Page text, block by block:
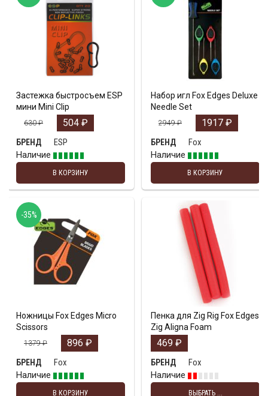
Застежка быстросъем ESP
мини Mini Clip
630₽ 504 ₽
БРЕНД
ESP
Наличие
В КОРЗИНУ
Набор игл Fox Edges Deluxe
Needle Set
2949₽ 1917 ₽
БРЕНД
Fox
Наличие
В КОРЗИНУ
Ножницы Fox Edges Micro
Scissors
1379₽ 896 ₽
БРЕНД
Fox
Наличие
В КОРЗИНУ
-35%
Пенка для Zig Rig Fox Edges
Zig Aligna Foam
469 ₽
БРЕНД
Fox
Наличие
ВЫБРАТЬ ...